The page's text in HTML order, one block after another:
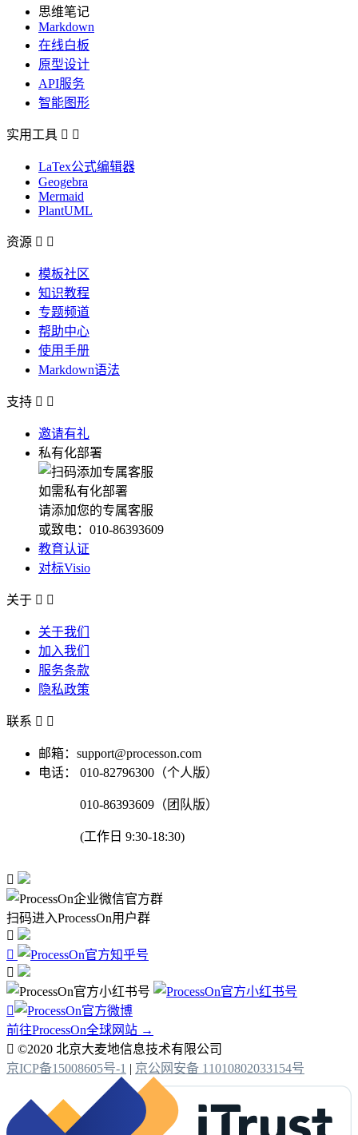
思维笔记
Markdown
在线白板
原型设计
API服务
智能图形
实用工具  
LaTex公式编辑器
Geogebra
Mermaid
PlantUML
资源  
模板社区
知识教程
专题频道
帮助中心
使用手册
Markdown语法
支持  
邀请有礼
私有化部署
如需私有化部署
请添加您的专属客服
或致电：010-86393609
教育认证
对标Visio
关于  
关于我们
加入我们
服务条款
隐私政策
联系  
邮箱：support@processon.com
电话：
010-82796300（个人版）
010-86393609（团队版）
(工作日 9:30-18:30)

扫码进入ProcessOn用户群




前往ProcessOn全球网站 →
 ©2020 北京大麦地信息技术有限公司
京ICP备15008605号-1 | 京公网安备 11010802033154号